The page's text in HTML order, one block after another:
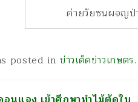
ค่ายวัยซนผจญป่
posted in ข่าวเด็ดข่าวเกษตร